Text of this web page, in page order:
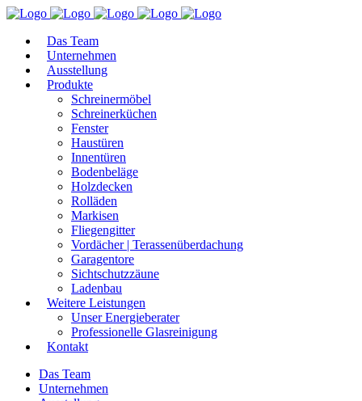
Das Team
Unternehmen
Ausstellung
Produkte
Schreinermöbel
Schreinerküchen
Fenster
Haustüren
Innentüren
Bodenbeläge
Holzdecken
Rolläden
Markisen
Fliegengitter
Vordächer | Terassenüberdachung
Garagentore
Sichtschutzzäune
Ladenbau
Weitere Leistungen
Unser Energieberater
Professionelle Glasreinigung
Kontakt
Das Team
Unternehmen